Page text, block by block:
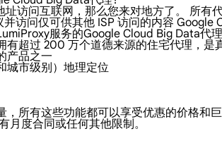
址访问互联网，那么您来对地方了。 所
并访问仅可供其他 ISP 访问的内容 Google
服务的Google Cloud Big Data代
有超过 200 万个道德来源的住宅代理，
产品之一
城市级别）地理定位
，所有这些功能都可以享受优惠的价格和
月度合同或任何其他限制。